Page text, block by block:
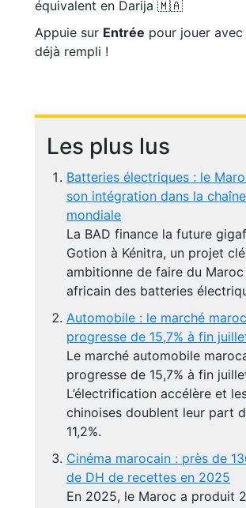
équivalent en Darija 🇲🇦
Appuie sur Entrée pour jouer
déjà rempli !
Les plus lus
Batteries électriques : le
son intégration dans la
mondiale
La BAD finance la future
Gotion à Kénitra, un projet
ambitionne de faire du Maroc
africain des batteries
Automobile : le marché
progresse de 15,7% à fin
Le marché automobile
progresse de 15,7% à fin
L’électrification accélère et
chinoises doublent leur part
11,2%.
Cinéma marocain : près de
de DH de recettes en 2025
En 2025, le Maroc a produit